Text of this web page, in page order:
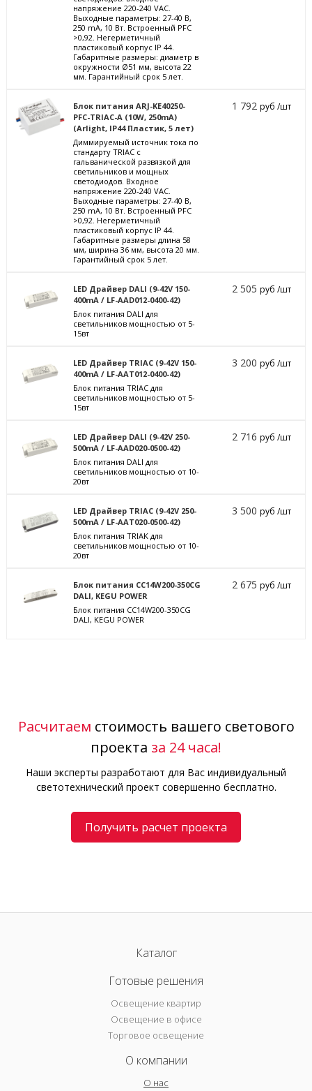
напряжение 220-240 VAC.
Выходные параметры: 27-40 В,
250 mА, 10 Вт. Встроенный PFC
>0,92. Негерметичный
пластиковый корпус IP 44.
Габаритные размеры: диаметр в
окружности Ø51 мм, высота 22
мм. Гарантийный срок 5 лет.
Блок питания ARJ-KE40250-
PFC-TRIAC-A (10W, 250mA)
(Arlight, IP44 Пластик, 5 лет)
Диммируемый источник тока по
стандарту TRIAC с
гальванической развязкой для
светильников и мощных
светодиодов. Входное
напряжение 220-240 VAC.
Выходные параметры: 27-40 В,
250 mА, 10 Вт. Встроенный PFC
>0,92. Негерметичный
пластиковый корпус IP 44.
Габаритные размеры длина 58
мм, ширина 36 мм, высота 20 мм.
Гарантийный срок 5 лет.
1 792руб /шт
LED Драйвер DALI (9-42V 150-
400mA / LF-AAD012-0400-42)
Блок питания DALI для
светильников мощностью от 5-
15вт
2 505руб /шт
LED Драйвер TRIAC (9-42V 150-
400mA / LF-AAT012-0400-42)
Блок питания TRIAC для
светильников мощностью от 5-
15вт
3 200руб /шт
LED Драйвер DALI (9-42V 250-
500mA / LF-AAD020-0500-42)
Блок питания DALI для
светильников мощностью от 10-
20вт
2 716руб /шт
LED Драйвер TRIAC (9-42V 250-
500mA / LF-AAT020-0500-42)
Блок питания TRIAK для
светильников мощностью от 10-
20вт
3 500руб /шт
Блок питания CC14W200-350CG
DALI, KEGU POWER
Блок питания CC14W200-350CG
DALI, KEGU POWER
2 675руб /шт
Расчитаем стоимость вашего светового
проекта за 24 часа!
Наши эксперты разработают для Вас индивидуальный
светотехнический проект совершенно бесплатно.
Получить расчет проекта
Каталог
Готовые решения
Освещение квартир
Освещение в офисе
Торговое освещение
О компании
О нас